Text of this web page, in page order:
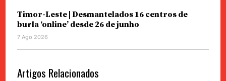
Timor-Leste | Desmantelados 16 centros de
burla ‘online’ desde 26 de junho
7 Ago 2026
Artigos Relacionados